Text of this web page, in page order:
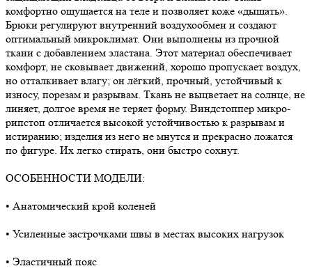
комфортно ощущается на теле и позволяет коже «дышать».
Брюки регулируют внутренний воздухообмен и создают
оптимальный микроклимат. Они выполнены из прочной
ткани с добавлением эластана. Этот материал обеспечивает
комфорт, не сковывает движений, хорошо пропускает воздух,
но отталкивает влагу; он лёгкий, прочный, устойчивый к
износу, порезам и разрывам. Ткань не выцветает на солнце, не
линяет, долгое время не теряет форму. Виндстоппер микро-
рипстоп отличается высокой устойчивостью к разрывам и
истиранию; изделия из него не мнутся и прекрасно ложатся
по фигуре. Их легко стирать, они быстро сохнут.
ОСОБЕННОСТИ МОДЕЛИ:
• Анатомический крой коленей
• Усиленные застрочками швы в местах высоких нагрузок
• Эластичный пояс